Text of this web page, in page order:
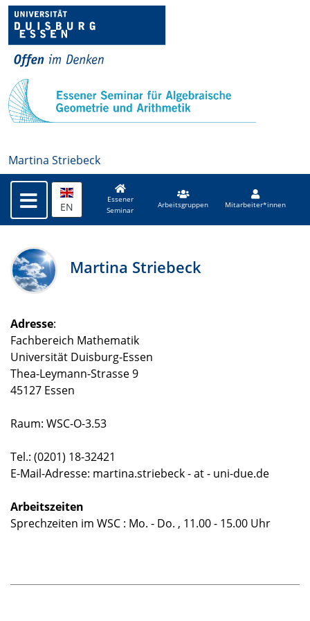
Martina Striebeck
EN
Essener
Seminar
Arbeitsgruppen Mitarbeiter*innen
Martina Striebeck
Adresse:
Fachbereich Mathematik
Universität Duisburg-Essen
Thea-Leymann-Strasse 9
45127 Essen
Raum: WSC-O-3.53
Tel.: (0201) 18-32421
E-Mail-Adresse: martina.striebeck - at - uni-due.de
Arbeitszeiten
Sprechzeiten im WSC : Mo. - Do. , 11.00 - 15.00 Uhr